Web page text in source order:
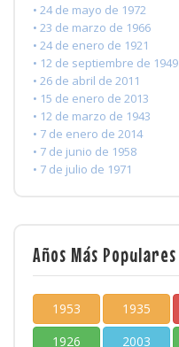
• 24 de mayo de 1972
• 23 de marzo de 1966
• 24 de enero de 1921
• 12 de septiembre de 1949
• 26 de abril de 2011
• 15 de enero de 2013
• 12 de marzo de 1943
• 7 de enero de 2014
• 7 de junio de 1958
• 7 de julio de 1971
Años Más Populares
1953 1935
1926
2003